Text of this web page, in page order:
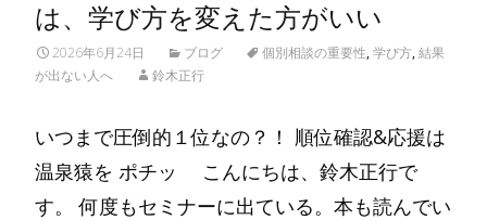
は、学び方を変えた方がいい
2026年6月24日 ブログ 個別相談の重要性,学び方,結果
が出ない人へ
鈴木正行
いつまで圧倒的１位なの？！ 順位確認&応援は
温泉猿を ポチッ こんにちは、鈴木正行で
す。 何度もセミナーに出ている。本も読んでい